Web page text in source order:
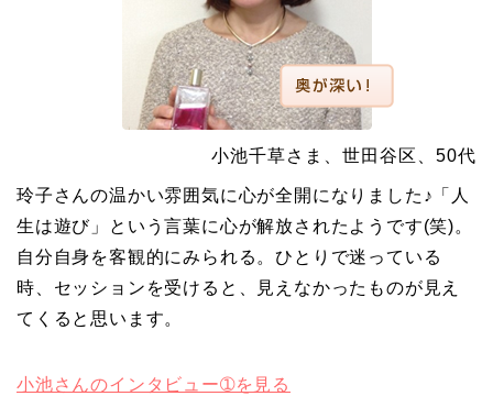
小池千草さま、世田谷区、50代
玲子さんの温かい雰囲気に心が全開になりました♪「人
生は遊び」という言葉に心が解放されたようです(笑)。
自分自身を客観的にみられる。ひとりで迷っている
時、セッションを受けると、見えなかったものが見え
てくると思います。
小池さんのインタビュー➀を見る